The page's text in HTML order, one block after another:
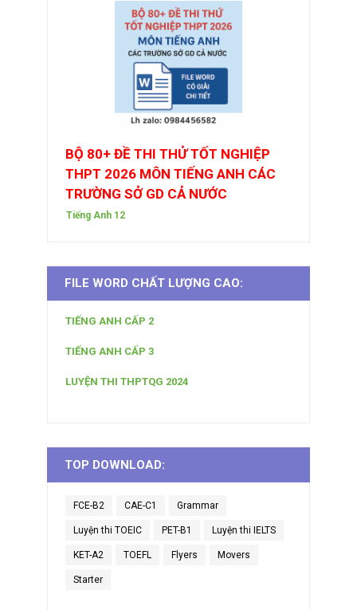
BỘ 80+ ĐỀ THI THỬ TỐT NGHIỆP
THPT 2026 MÔN TIẾNG ANH CÁC
TRƯỜNG SỞ GD CẢ NƯỚC
Tiếng Anh 12
FILE WORD CHẤT LƯỢNG CAO:
TIẾNG ANH CẤP 2
TIẾNG ANH CẤP 3
LUYỆN THI THPTQG 2024
TOP DOWNLOAD:
FCE-B2 CAE-C1 Grammar
Luyện thi TOEIC PET-B1 Luyện thi IELTS
KET-A2 TOEFL Flyers Movers
Starter